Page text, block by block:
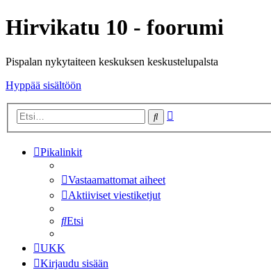
Hirvikatu 10 - foorumi
Pispalan nykytaiteen keskuksen keskustelupalsta
Hyppää sisältöön
Etsi
Pikalinkit
Vastaamattomat aiheet
Aktiiviset viestiketjut
Etsi
UKK
Kirjaudu sisään